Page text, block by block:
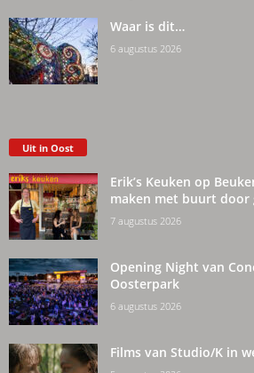
Waar is dit…
6 augustus 2026
Uit in Oost
Erik’s Keuken op
maken met buurt door
7 augustus 2026
Opening Night van
Oosterpark
6 augustus 2026
Films van Studio/K in